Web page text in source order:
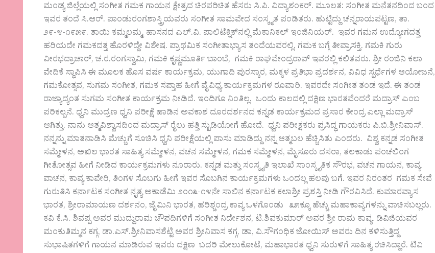
ಮಂಡ್ಯ ಜಿಲ್ಲೆಯಲ್ಲಿ ಸಂಗೀತ ಗಮಕ ಗಾಯನ ಕ್ಷೇತ್ರದ ಚಿರಪರಿಚಿತ ಹೆಸರು ಸಿ.ಪಿ. ವಿದ್ಯಾಶಂಕರ್. ಮೂಲತ: ಸಂಗೀತ ಮನೆತನದಿಂದ ಬಂದ
ಇವರ ತಂದೆ ಸಿ.ಆರ್. ಪಾಂಡುರಂಗಶಾಸ್ತ್ರಿಯವರು ಸಂಗೀತ ಸಾಮವೇದ ಸಂಸ್ಕೃತ ಪಂಡಿತರು. ಹುಟ್ಟಿದ್ದು ಚನ್ನರಾಯಪಟ್ಟಣ, ತಾ.
೨೯-೪-೧೯೫೯. ತಾಯಿ ಕಮ್ಮಲಮ್ಮ. ಹಾಸನದ ಎಲ್.ವಿ. ಪಾಲಿಟೆಕ್ನಿಕ್‌ನಲ್ಲಿ ಮೆಕಾನಿಕಲ್ ಇಂಜಿನಿಯರ್. ಇವರ ಗಮನ ಉದ್ಯೋಗದತ್ತ
ಹರಿಯದೇ ಗಮಕದತ್ತ ಹೊರಳಿದ್ದೇ ವಿಶೇಷ. ಪ್ರಾಥಮಿಕ ಸಂಗೀತಾಭ್ಯಾಸ ತಂದೆಯವರಲ್ಲಿ. ಗಮಕ ಬಗ್ಗೆ ತೀವ್ರಾಸಕ್ತಿ. ಗಮಕಿ ಗುರು
ವೀರಭದ್ರಾಚಾರ್, ಚ.ರ.ರಂಗಸ್ವಾಮಿ, ಗಮಕಿ ಕೃಷ್ಣಮೂರ್ತಿ ಬಾಂಬೆ, ಗಮಕಿ ರಾಘವೇಂದ್ರರಾವ್ ಇವರಲ್ಲಿ ಕಲಿತವರು. ಶ್ರೀ ರಂಜಿನಿ ಕಲಾ
ವೇದಿಕೆ ಸ್ಥಾಪಿಸಿ ಈ ಮೂಲಕ ಹೊಸ ವರ್ಷ ಕಾರ್ಯಕ್ರಮ, ಯುಗಾದಿ ಪುರಸ್ಕಾರ, ಮಕ್ಕಳ ಪ್ರತಿಭಾ ಪ್ರದರ್ಶನ, ವಿವಿಧ ಸ್ಫರ್ಧೆಗಳ ಆಯೋಜನೆ,
ಗಮಕೋತ್ಸವ, ಸುಗಮ ಸಂಗೀತ, ಗಮಕ ಸಪ್ತಾಹ ಹೀಗೆ ವೈವಿಧ್ಯ ಕಾರ್ಯಕ್ರಮಗಳ ರೂವಾರಿ. ಇವರದೇ ಸಂಗೀತ ತಂಡ ಇದೆ. ಈ ತಂಡ
ರಾಜ್ಯಾದ್ಯಂತ ಸುಗಮ ಸಂಗೀತ ಕಾರ್ಯಕ್ರಮ ನೀಡಿದೆ. ಇಂದಿಗೂ ನಿಂತಿಲ್ಲ. ಒಂದು ಕಾಲದಲ್ಲಿ ದಕ್ಷಿಣ ಭಾರತವೆಂದರೆ ಮದ್ರಾಸ್ ಎಂಬ
ಪರಿಕಲ್ಪನೆ. ಧ್ವನಿ ಮುದ್ರಣ ಧ್ವನಿ ಪರೀಕ್ಷೆ ಹಾಡಿನ ಅವಕಾಶ ದೂರದರ್ಶನದ ಕನ್ನಡ ಕಾರ್ಯಕ್ರಮದ ಪ್ರಸಾರ ಕೇಂದ್ರ ಎಲ್ಲಾ ಮದ್ರಾಸ್
ಆಗಿತ್ತು. ನಾನು ಆತ್ಮವಿಶ್ವಾಸದಿಂದ ಮದ್ರಾಸ್ ರೈಲು ಹತ್ತಿ ಸ್ಟುಡಿಯೋಗೆ ಹೋದೆ. ಧ್ವನಿ ಪರೀಕ್ಷಕರು ಪ್ರಸಿದ್ಧ ಗಾಯಕರು ಪಿ.ಬಿ.ಶ್ರೀನಿವಾಸ್.
ನನ್ನನ್ನು ಮಾತನಾಡಿಸಿ ಮೆಚ್ಚುಗೆ ಸೂಚಿಸಿ ಧ್ವನಿ ಪರೀಕ್ಷೆಯಲ್ಲಿ ಪಾಸು ಮಾಡಿದ್ದು ನನ್ನ ಆತ್ಮಬಲ ಹೆಚ್ಚಿಸಿತು ಎಂದರು. ವಿಶ್ವ ಕನ್ನಡ ಸಂಗೀತ
ಸಮ್ಮೇಳನ, ಅಖಿಲ ಭಾರತ ಸಾಹಿತ್ಯ ಸಮ್ಮೇಳನ, ವಚನ ಸಮ್ಮೇಳನ, ಗಮಕ ಸಮ್ಮೇಳನ, ಮೈಸೂರು ದಸರಾ, ತಲಕಾಡು ಪಂಚಲಿಂಗ
ಗೀತೋತ್ಸವ ಹೀಗೆ ನೀಡಿದ ಕಾರ್ಯಕ್ರಮಗಳು ನೂರಾರು. ಕನ್ನಡ ಮತ್ತು ಸಂಸ್ಕೃತಿ ಇಲಾಖೆ ಸಾಂಸ್ಕೃತಿಕ ಸೌರಭ, ವಚನ ಗಾಯನ, ಕಾವ್ಯ
ವಾಚನ, ಕಾವ್ಯ ಕಾವೇರಿ, ತಿಂಗಳ ಸೊಬಗು ಹೀಗೆ ಇವರ ಸೊಬಗಿನ ಕಾರ್ಯಕ್ರಮಗಳು ಒಂದಲ್ಲ ಹಲವು ಬಗೆ. ಇವರ ನಿರಂತರ ಗಮಕ ಸೇವೆ
ಗುರುತಿಸಿ ಕರ್ನಾಟಕ ಸಂಗೀತ ನೃತ್ಯ ಅಕಾಡೆಮಿ ೨೦೧೩-೧೪ನೇ ಸಾಲಿನ ಕರ್ನಾಟಕ ಕಲಾಶ್ರೀ ಪ್ರಶಸ್ತಿ ನೀಡಿ ಗೌರವಿಸಿದೆ. ಕುಮಾರವ್ಯಾಸ
ಭಾರತ, ಶ್ರೀರಾಮಾಯಣ ದರ್ಶನಂ, ಜೈಮಿನಿ ಭಾರತ, ಹರಿಶ್ಚಂದ್ರ ಕಾವ್ಯ ಒಳಗೊಂಡು ೩೫ಕ್ಕೂ ಹೆಚ್ಚು ಮಹಾಕಾವ್ಯಗಳನ್ನು ವಾಚಿಸಬಲ್ಲರು.
ಕವಿ ಕೆ.ಸಿ. ಶಿವಪ್ಪ ಅವರ ಮುದ್ದುರಾಮ ಚೌಪದಿಗಳಿಗೆ ಸಂಗೀತ ನಿರ್ದೇಶನ, ಟಿ.ಶಿವಕುಮಾರ್ ಅವರ ಶ್ರೀ ರಾಮ ಕಾವ್ಯ. ಡಿವಿಜಿಯವರ
ಮಂಕುತಿಮ್ಮನ ಕಗ್ಗ, ಡಾ.ಎಸ್.ಶ್ರೀನಿವಾಸಶೆಟ್ಟಿ ಅವರ ಶ್ರೀನಿವಾಸ ಕಗ್ಗ, ಡಾ, ವಿ.ಸೌಗಂಧಿಕ ಜೋಯಿಸ್ ಅವರು ದಿನ ಕಳಿಸುತ್ತಿದ್ದ
ಸುಭಾಷಿತಗಳಿಗೆ ಗಾಯನ ಮಾಡಿರುವ ಇವರು ದಕ್ಷಿಣ ಬದರಿ ಮೇಲುಕೋಟೆ, ಮಹಾಭಾರತ ಧ್ವನಿ ಸುರುಳಿಗೆ ಸಾಹಿತ್ಯ ರಚಿಸಿದ್ದಾರೆ. ಟಿವಿ